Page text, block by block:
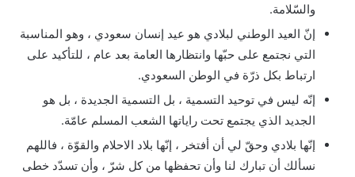
والسّلامة.
إنّ العيد الوطني لبلادي هو عيد إنسان سعودي ، وهو المناسبة
التي نجتمع على حبّها وانتظارها العامة بعد عام ، للتأكيد على
ارتباط بكل ذرّة في الوطن السعودي.
إنّه ليس في توحيد التسمية ، بل التسمية الجديدة ، بل هو
الجديد الذي يجتمع تحت راياتها الشعب المسلم عامّة.
إنّها بلادي وحقّ لي أن أفتخر ، إنّها بلاد الاحلام والقوّة ، فاللهم
نسألك أن تبارك لنا وأن تحفظها من كل شرّ ، وأن تسدّد خطى